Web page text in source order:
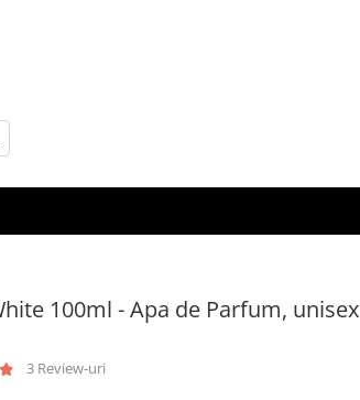
100ml - Apa de Parfum, unisex
3 Review-uri